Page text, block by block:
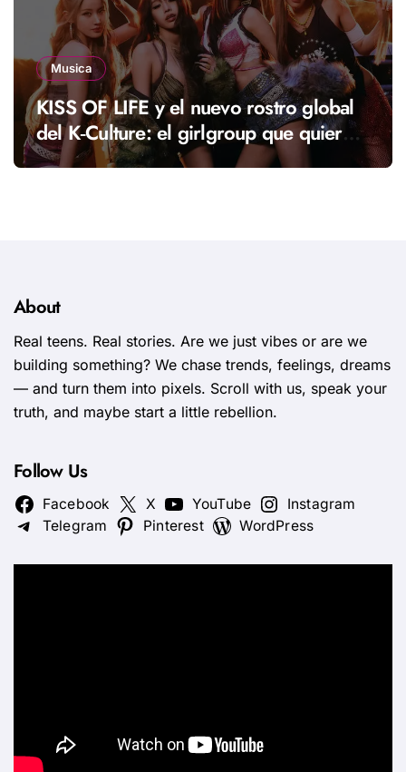
Musica
KISS OF LIFE y el nuevo rostro global
del K‑Culture: el girlgroup que quiere
llevar una nueva energía al K‑pop
About
Real teens. Real stories. Are we just vibes or are we
building something? We chase trends, feelings, dreams
— and turn them into pixels. Scroll with us, speak your
truth, and maybe start a little rebellion.
Follow Us
Facebook X YouTube
Instagram
Telegram
Pinterest WordPress